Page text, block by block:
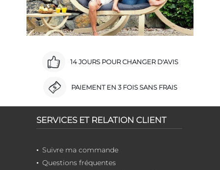
14 JOURS POUR CHANGER D'AVIS
PAIEMENT EN 3 FOIS SANS FRAIS
SERVICES ET RELATION CLIENT
Suivre ma commande
Questions fréquentes